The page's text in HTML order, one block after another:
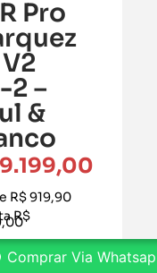
Pro
2 –
&
9.199,00
R$ 919,90
R$
Comprar Via